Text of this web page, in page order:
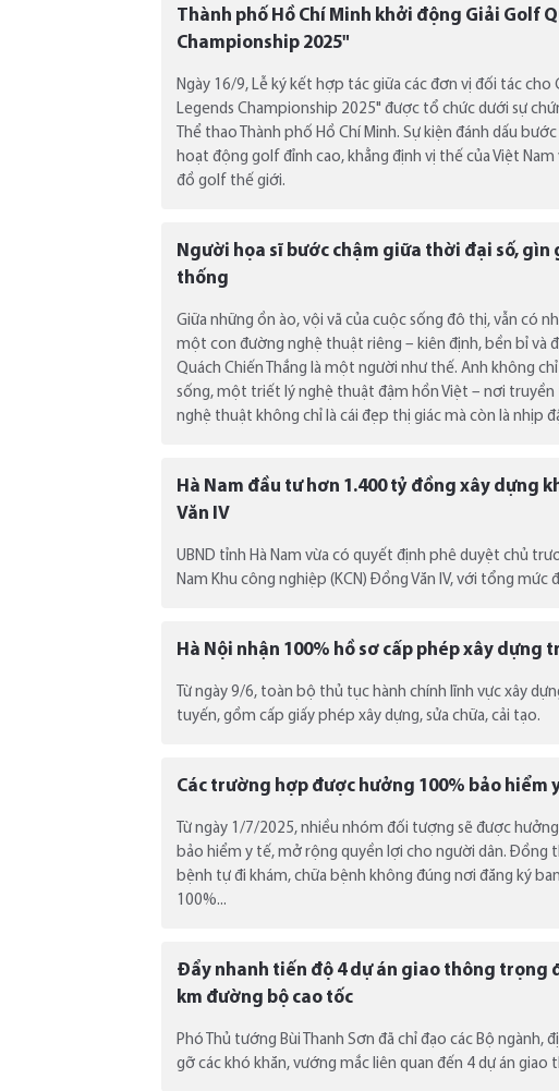
Thành phố Hồ Chí Minh khởi động Giải Golf
Championship 2025"
Ngày 16/9, Lễ ký kết hợp tác giữa các đơn vị đối tác
Legends Championship 2025" được tổ chức dưới sự
Thể thao Thành phố Hồ Chí Minh. Sự kiện đánh dấu
hoạt động golf đỉnh cao, khẳng định vị thế của Việt
đồ golf thế giới.
Người họa sĩ bước chậm giữa thời đại số,
thống
Giữa những ồn ào, vội vã của cuộc sống đô thị, vẫn có
một con đường nghệ thuật riêng – kiên định, bền bỉ và
Quách Chiến Thắng là một người như thế. Anh không
sống, một triết lý nghệ thuật đậm hồn Việt – nơi truyền
nghệ thuật không chỉ là cái đẹp thị giác mà còn là nhịp
Hà Nam đầu tư hơn 1.400 tỷ đồng xây dựng
Văn IV
UBND tỉnh Hà Nam vừa có quyết định phê duyệt chủ
Nam Khu công nghiệp (KCN) Đồng Văn IV, với tổng
Hà Nội nhận 100% hồ sơ cấp phép xây dựng
Từ ngày 9/6, toàn bộ thủ tục hành chính lĩnh vực xây
tuyến, gồm cấp giấy phép xây dựng, sửa chữa, cải tạo.
Các trường hợp được hưởng 100% bảo hiểm
Từ ngày 1/7/2025, nhiều nhóm đối tượng sẽ được
bảo hiểm y tế, mở rộng quyền lợi cho người dân.
bệnh tự đi khám, chữa bệnh không đúng nơi đăng ký
100%...
Đẩy nhanh tiến độ 4 dự án giao thông trọng
km đường bộ cao tốc
Phó Thủ tướng Bùi Thanh Sơn đã chỉ đạo các Bộ ngành,
gỡ các khó khăn, vướng mắc liên quan đến 4 dự án